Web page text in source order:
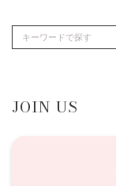
JOIN US